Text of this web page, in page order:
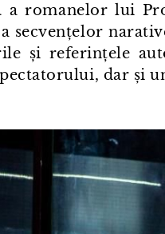
a romanelor lui
secvențelor
și referințele
dar și